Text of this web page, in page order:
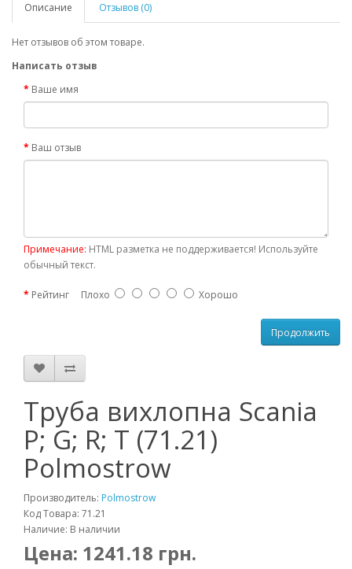
Описание Отзывов (0)
Нет отзывов об этом товаре.
Написать отзыв
Ваше имя
Ваш отзыв
Примечание: HTML разметка не поддерживается! Используйте
обычный текст.
Рейтинг Плохо Хорошо
Продолжить
Труба вихлопна Scania
P; G; R; T (71.21)
Polmostrow
Производитель: Polmostrow
Код Товара: 71.21
Наличие: В наличии
Цена: 1241.18 грн.